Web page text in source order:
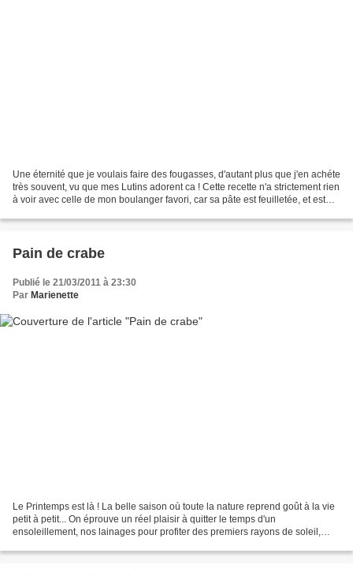
Une éternité que je voulais faire des fougasses, d'autant plus que j'en achéte
très souvent, vu que mes Lutins adorent ca ! Cette recette n'a strictement rien
à voir avec celle de mon boulanger favori, car sa pâte est feuilletée, et est
Pain de crabe
Publié le 21/03/2011 à 23:30
Par Marienette
Le Printemps est là ! La belle saison où toute la nature reprend goût à la vie
petit à petit... On éprouve un réel plaisir à quitter le temps d'un
ensoleillement, nos lainages pour profiter des premiers rayons de soleil,